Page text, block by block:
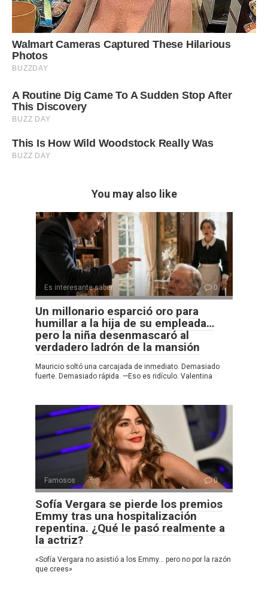
You may also like
Es interesante saber 0
Un millonario esparció oro para
humillar a la hija de su empleada…
pero la niña desenmascaró al
verdadero ladrón de la mansión
Mauricio soltó una carcajada de inmediato. Demasiado
fuerte. Demasiado rápida. —Eso es ridículo. Valentina
Famosos 0
Sofía Vergara se pierde los premios
Emmy tras una hospitalización
repentina. ¿Qué le pasó realmente a
la actriz?
«Sofía Vergara no asistió a los Emmy… pero no por la razón
que crees»